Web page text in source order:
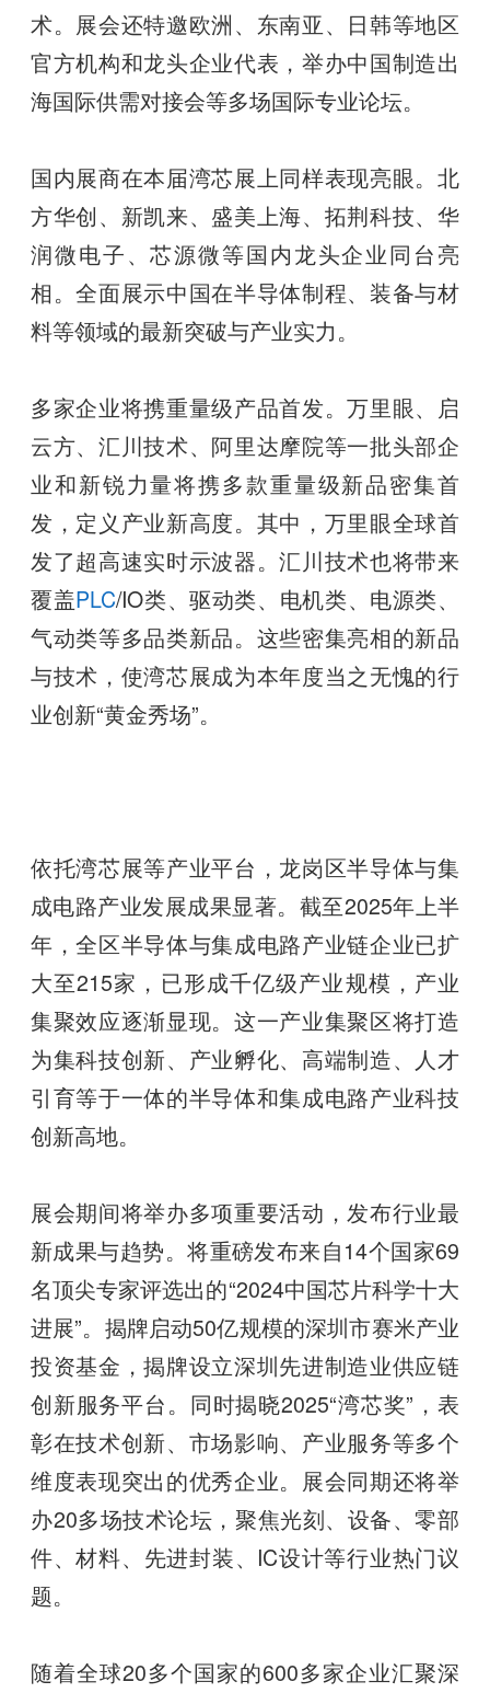
术。展会还特邀欧洲、东南亚、日韩等地区
官方机构和龙头企业代表，举办中国制造出
海国际供需对接会等多场国际专业论坛。
国内展商在本届湾芯展上同样表现亮眼。北
方华创、新凯来、盛美上海、拓荆科技、华
润微电子、芯源微等国内龙头企业同台亮
相。全面展示中国在半导体制程、装备与材
料等领域的最新突破与产业实力。
多家企业将携重量级产品首发。万里眼、启
云方、汇川技术、阿里达摩院等一批头部企
业和新锐力量将携多款重量级新品密集首
发，定义产业新高度。其中，万里眼全球首
发了超高速实时示波器。汇川技术也将带来
覆盖PLC/IO类、驱动类、电机类、电源类、
气动类等多品类新品。这些密集亮相的新品
与技术，使湾芯展成为本年度当之无愧的行
业创新“黄金秀场”。
依托湾芯展等产业平台，龙岗区半导体与集
成电路产业发展成果显著。截至2025年上半
年，全区半导体与集成电路产业链企业已扩
大至215家，已形成千亿级产业规模，产业
集聚效应逐渐显现。这一产业集聚区将打造
为集科技创新、产业孵化、高端制造、人才
引育等于一体的半导体和集成电路产业科技
创新高地。
展会期间将举办多项重要活动，发布行业最
新成果与趋势。将重磅发布来自14个国家69
名顶尖专家评选出的“2024中国芯片科学十大
进展”。揭牌启动50亿规模的深圳市赛米产业
投资基金，揭牌设立深圳先进制造业供应链
创新服务平台。同时揭晓2025“湾芯奖”，表
彰在技术创新、市场影响、产业服务等多个
维度表现突出的优秀企业。展会同期还将举
办20多场技术论坛，聚焦光刻、设备、零部
件、材料、先进封装、IC设计等行业热门议
题。
随着全球20多个国家的600多家企业汇聚深